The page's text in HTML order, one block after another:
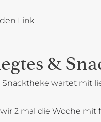
Link
&
wartet mit
2 mal die Woche mit